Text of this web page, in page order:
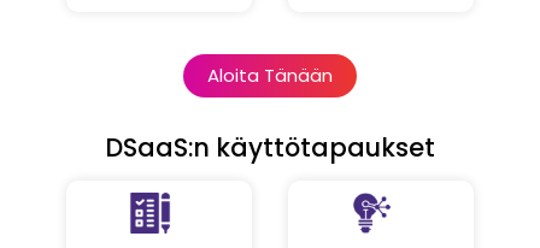
Aloita Tänään
DSaaS:n käyttötapaukset